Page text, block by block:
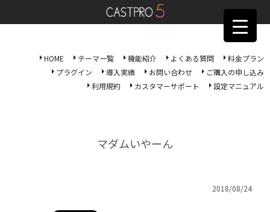
HOME テーマ一覧 機能紹介 よくある質問
料金プラン
プラグイン
導入実績 お問い合わせ
ご購入の申し込み
利用規約
カスタマーサポート 設定マニュアル
マダムいやーん
2018/08/24